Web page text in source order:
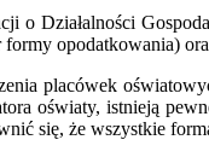
o Działalności
opodatkowania)
placówek
oświaty, istnieją
się, że wszystkie